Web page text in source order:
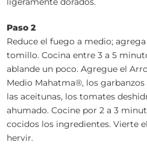
Paso 2
Reduce el fuego a medio;
tomillo. Cocina entre 3 a 5
ablande un poco. Agregue el
Medio Mahatma®, los
las aceitunas, los tomates
ahumado. Cocine por 2 a 3
cocidos los ingredientes. Vierte
hervir.